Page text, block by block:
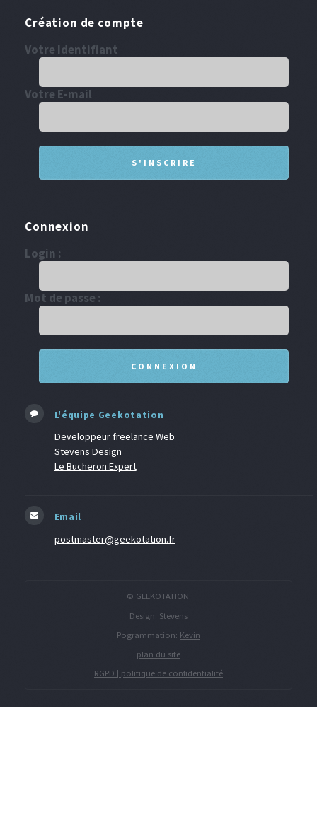
Création de compte
Votre Identifiant
Votre E-mail
Connexion
Login :
Mot de passe :
L'équipe Geekotation
Developpeur freelance Web
Stevens Design
Le Bucheron Expert
Email
postmaster@geekotation.fr
© GEEKOTATION.
Design: Stevens
Pogrammation: Kevin
plan du site
RGPD | politique de confidentialité